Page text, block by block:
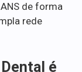
de forma
rede
é